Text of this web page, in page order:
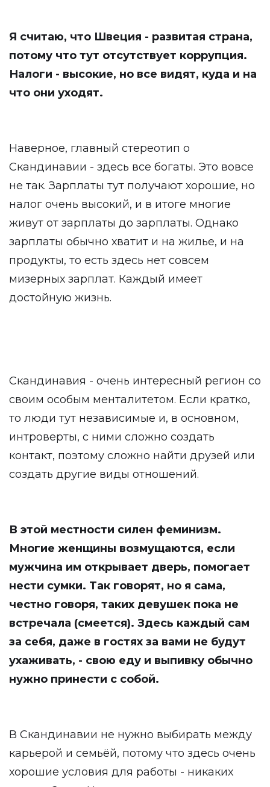
Я считаю, что Швеция - развитая страна,
потому что тут отсутствует коррупция.
Налоги - высокие, но все видят, куда и на
что они уходят.
Наверное, главный стереотип о
Скандинавии - здесь все богаты. Это вовсе
не так. Зарплаты тут получают хорошие, но
налог очень высокий, и в итоге многие
живут от зарплаты до зарплаты. Однако
зарплаты обычно хватит и на жилье, и на
продукты, то есть здесь нет совсем
мизерных зарплат. Каждый имеет
достойную жизнь.
Скандинавия - очень интересный регион со
своим особым менталитетом. Если кратко,
то люди тут независимые и, в основном,
интроверты, с ними сложно создать
контакт, поэтому сложно найти друзей или
создать другие виды отношений.
В этой местности силен феминизм.
Многие женщины возмущаются, если
мужчина им открывает дверь, помогает
нести сумки. Так говорят, но я сама,
честно говоря, таких девушек пока не
встречала (смеется). Здесь каждый сам
за себя, даже в гостях за вами не будут
ухаживать, - свою еду и выпивку обычно
нужно принести с собой.
В Скандинавии не нужно выбирать между
карьерой и семьёй, потому что здесь очень
хорошие условия для работы - никаких